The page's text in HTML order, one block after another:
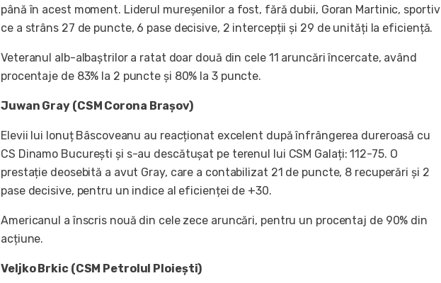
până în acest moment. Liderul mureșenilor a fost, fără dubii, Goran Martinic, sportiv
ce a strâns 27 de puncte, 6 pase decisive, 2 intercepții și 29 de unități la eficiență.
Veteranul alb-albaștrilor a ratat doar două din cele 11 aruncări încercate, având
procentaje de 83% la 2 puncte și 80% la 3 puncte.
Juwan Gray (CSM Corona Brașov)
Elevii lui Ionuț Bâscoveanu au reacționat excelent după înfrângerea dureroasă cu
CS Dinamo București și s-au descătușat pe terenul lui CSM Galați: 112-75. O
prestație deosebită a avut Gray, care a contabilizat 21 de puncte, 8 recuperări și 2
pase decisive, pentru un indice al eficienței de +30.
Americanul a înscris nouă din cele zece aruncări, pentru un procentaj de 90% din
acțiune.
Veljko Brkic (CSM Petrolul Ploiești)